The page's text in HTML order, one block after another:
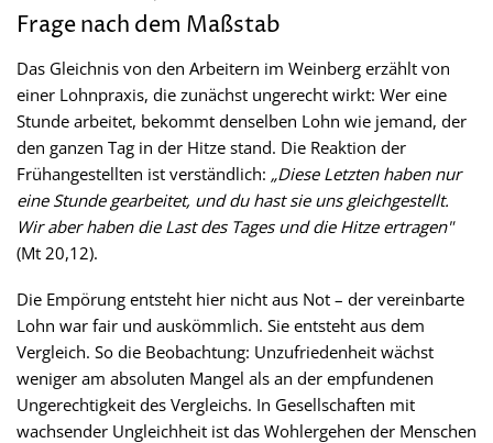
Frage nach dem Maßstab
Das Gleichnis von den Arbeitern im Weinberg erzählt von
einer Lohnpraxis, die zunächst ungerecht wirkt: Wer eine
Stunde arbeitet, bekommt denselben Lohn wie jemand, der
den ganzen Tag in der Hitze stand. Die Reaktion der
Frühangestellten ist verständlich: „Diese Letzten haben nur
eine Stunde gearbeitet, und du hast sie uns gleichgestellt.
Wir aber haben die Last des Tages und die Hitze ertragen"
(Mt 20,12).
Die Empörung entsteht hier nicht aus Not – der vereinbarte
Lohn war fair und auskömmlich. Sie entsteht aus dem
Vergleich. So die Beobachtung: Unzufriedenheit wächst
weniger am absoluten Mangel als an der empfundenen
Ungerechtigkeit des Vergleichs. In Gesellschaften mit
wachsender Ungleichheit ist das Wohlergehen der Menschen